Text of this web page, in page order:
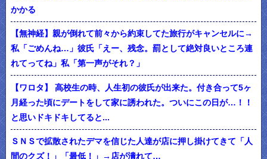
かかる
【無神経】親が倒れて前々から約束してた旅行がキャンセルに→
私「ごめんね…」彼氏「えー、残念。罰として絶対良いところ連
れてってね」私「第一声がそれ？」
【ワロタ】 高校生の時、人生初の彼氏が出来た。付き合って5ヶ
月経った頃にデートをして家に誘われた。ついにこの日が…！！
と思いドキドキしてると...
ＳＮＳで拡散されたデマを信じた人達が店に押し掛けてきて「人
間のクズ！」「最低！」→店が潰れて…